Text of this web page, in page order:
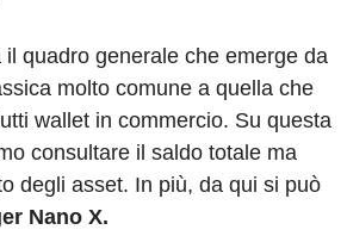
quadro generale che emerge da
molto comune a quella che
wallet in commercio. Su questa
consultare il saldo totale ma
degli asset. In più, da qui si può
Nano X.